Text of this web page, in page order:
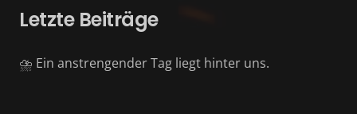
Letzte Beiträge
⛈️ Ein anstrengender Tag liegt hinter uns.